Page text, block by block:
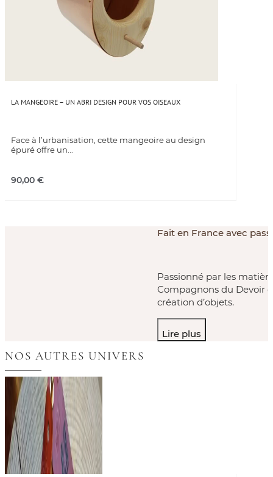
LA MANGEOIRE – UN ABRI DESIGN POUR VOS OISEAUX
Face à l’urbanisation, cette mangeoire au design
épuré offre un...
90,00 €
Fait en France avec
Passionné par les
Compagnons du Devoir
création d’objets.
Lire plus
NOS AUTRES UNIVERS